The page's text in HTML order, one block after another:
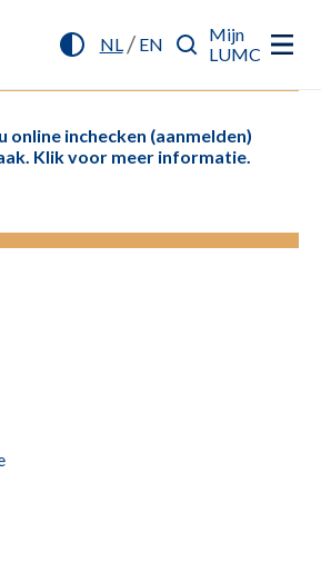
NL/ EN
Mijn
LUMC
online inchecken (aanmelden)
Klik voor meer informatie.